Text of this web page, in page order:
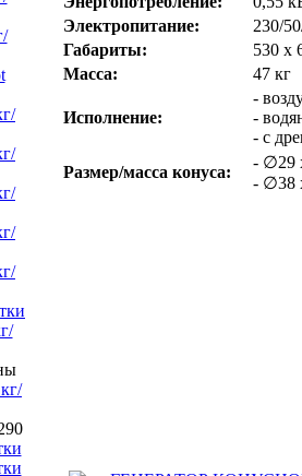
Электропитание:
230/
Габариты:
530 х
Масса:
47 кг
Исполнение:
-
-
- с
Размер/масса конуса:
- ∅29
- ∅38